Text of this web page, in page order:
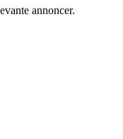
annoncer.